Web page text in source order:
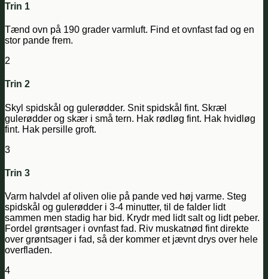
Trin 1
Tænd ovn på 190 grader varmluft. Find et ovnfast fad og en
stor pande frem.
2
Trin 2
Skyl spidskål og gulerødder. Snit spidskål fint. Skræl
gulerødder og skær i små tern. Hak rødløg fint. Hak hvidløg
fint. Hak persille groft.
3
Trin 3
Varm halvdel af oliven olie på pande ved høj varme. Steg
spidskål og gulerødder i 3-4 minutter, til de falder lidt
sammen men stadig har bid. Krydr med lidt salt og lidt peber.
Fordel grøntsager i ovnfast fad. Riv muskatnød fint direkte
over grøntsager i fad, så der kommer et jævnt drys over hele
overfladen.
4